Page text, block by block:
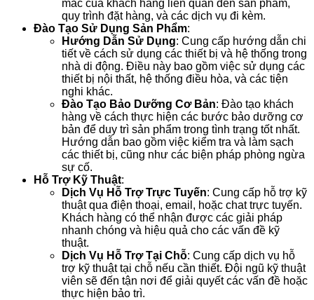
mắc của khách hàng liên quan đến sản phẩm,
quy trình đặt hàng, và các dịch vụ đi kèm.
Đào Tạo Sử Dụng Sản Phẩm:
Hướng Dẫn Sử Dụng: Cung cấp hướng dẫn chi
tiết về cách sử dụng các thiết bị và hệ thống trong
nhà di động. Điều này bao gồm việc sử dụng các
thiết bị nội thất, hệ thống điều hòa, và các tiện
nghi khác.
Đào Tạo Bảo Dưỡng Cơ Bản: Đào tạo khách
hàng về cách thực hiện các bước bảo dưỡng cơ
bản để duy trì sản phẩm trong tình trạng tốt nhất.
Hướng dẫn bao gồm việc kiểm tra và làm sạch
các thiết bị, cũng như các biện pháp phòng ngừa
sự cố.
Hỗ Trợ Kỹ Thuật:
Dịch Vụ Hỗ Trợ Trực Tuyến: Cung cấp hỗ trợ kỹ
thuật qua điện thoại, email, hoặc chat trực tuyến.
Khách hàng có thể nhận được các giải pháp
nhanh chóng và hiệu quả cho các vấn đề kỹ
thuật.
Dịch Vụ Hỗ Trợ Tại Chỗ: Cung cấp dịch vụ hỗ
trợ kỹ thuật tại chỗ nếu cần thiết. Đội ngũ kỹ thuật
viên sẽ đến tận nơi để giải quyết các vấn đề hoặc
thực hiện bảo trì.